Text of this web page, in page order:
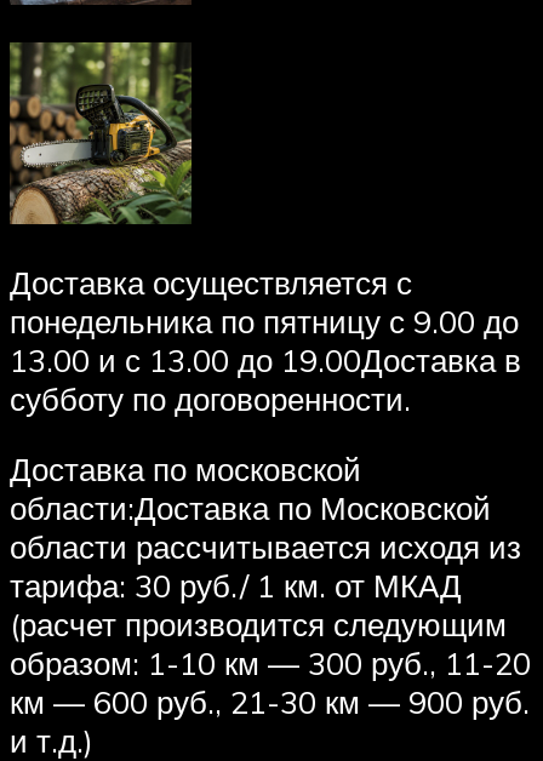
Доставка осуществляется с
понедельника по пятницу с 9.00 до
13.00 и с 13.00 до 19.00Доставка в
субботу по договоренности.
Доставка по московской
области:Доставка по Московской
области рассчитывается исходя из
тарифа: 30 руб./ 1 км. от МКАД
(расчет производится следующим
образом: 1-10 км — 300 руб., 11-20
км — 600 руб., 21-30 км — 900 руб.
и т.д.)